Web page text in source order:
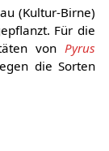
(Kultur-Birne)
Für die
vonPyrus
die Sorten